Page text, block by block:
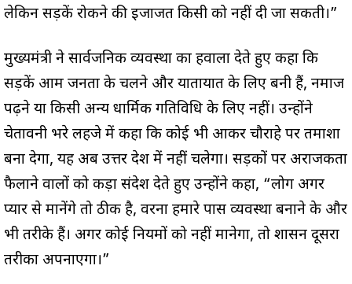
लेकिन सड़कें रोकने की इजाजत किसी को नहीं दी जा सकती।”
मुख्यमंत्री ने सार्वजनिक व्यवस्था का हवाला देते हुए कहा कि
सड़कें आम जनता के चलने और यातायात के लिए बनी हैं, नमाज
पढ़ने या किसी अन्य धार्मिक गतिविधि के लिए नहीं। उन्होंने
चेतावनी भरे लहजे में कहा कि कोई भी आकर चौराहे पर तमाशा
बना देगा, यह अब उत्तर प्रदेश में नहीं चलेगा। सड़कों पर अराजकता
फैलाने वालों को कड़ा संदेश देते हुए उन्होंने कहा, “लोग अगर
प्यार से मानेंगे तो ठीक है, वरना हमारे पास व्यवस्था बनाने के और
भी तरीके हैं। अगर कोई नियमों को नहीं मानेगा, तो प्रशासन दूसरा
तरीका अपनाएगा।”